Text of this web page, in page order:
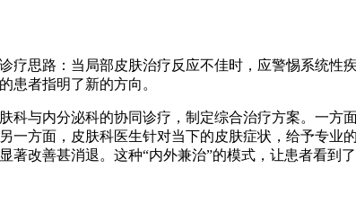
疗思路：当局部皮肤治疗反应不佳时，应警惕系统
患者指明了新的方向。
与内分泌科的协同诊疗，制定综合治疗方案。一方
一方面，皮肤科医生针对当下的皮肤症状，给予专
改善甚消退。这种“内外兼治”的模式，让患者看到